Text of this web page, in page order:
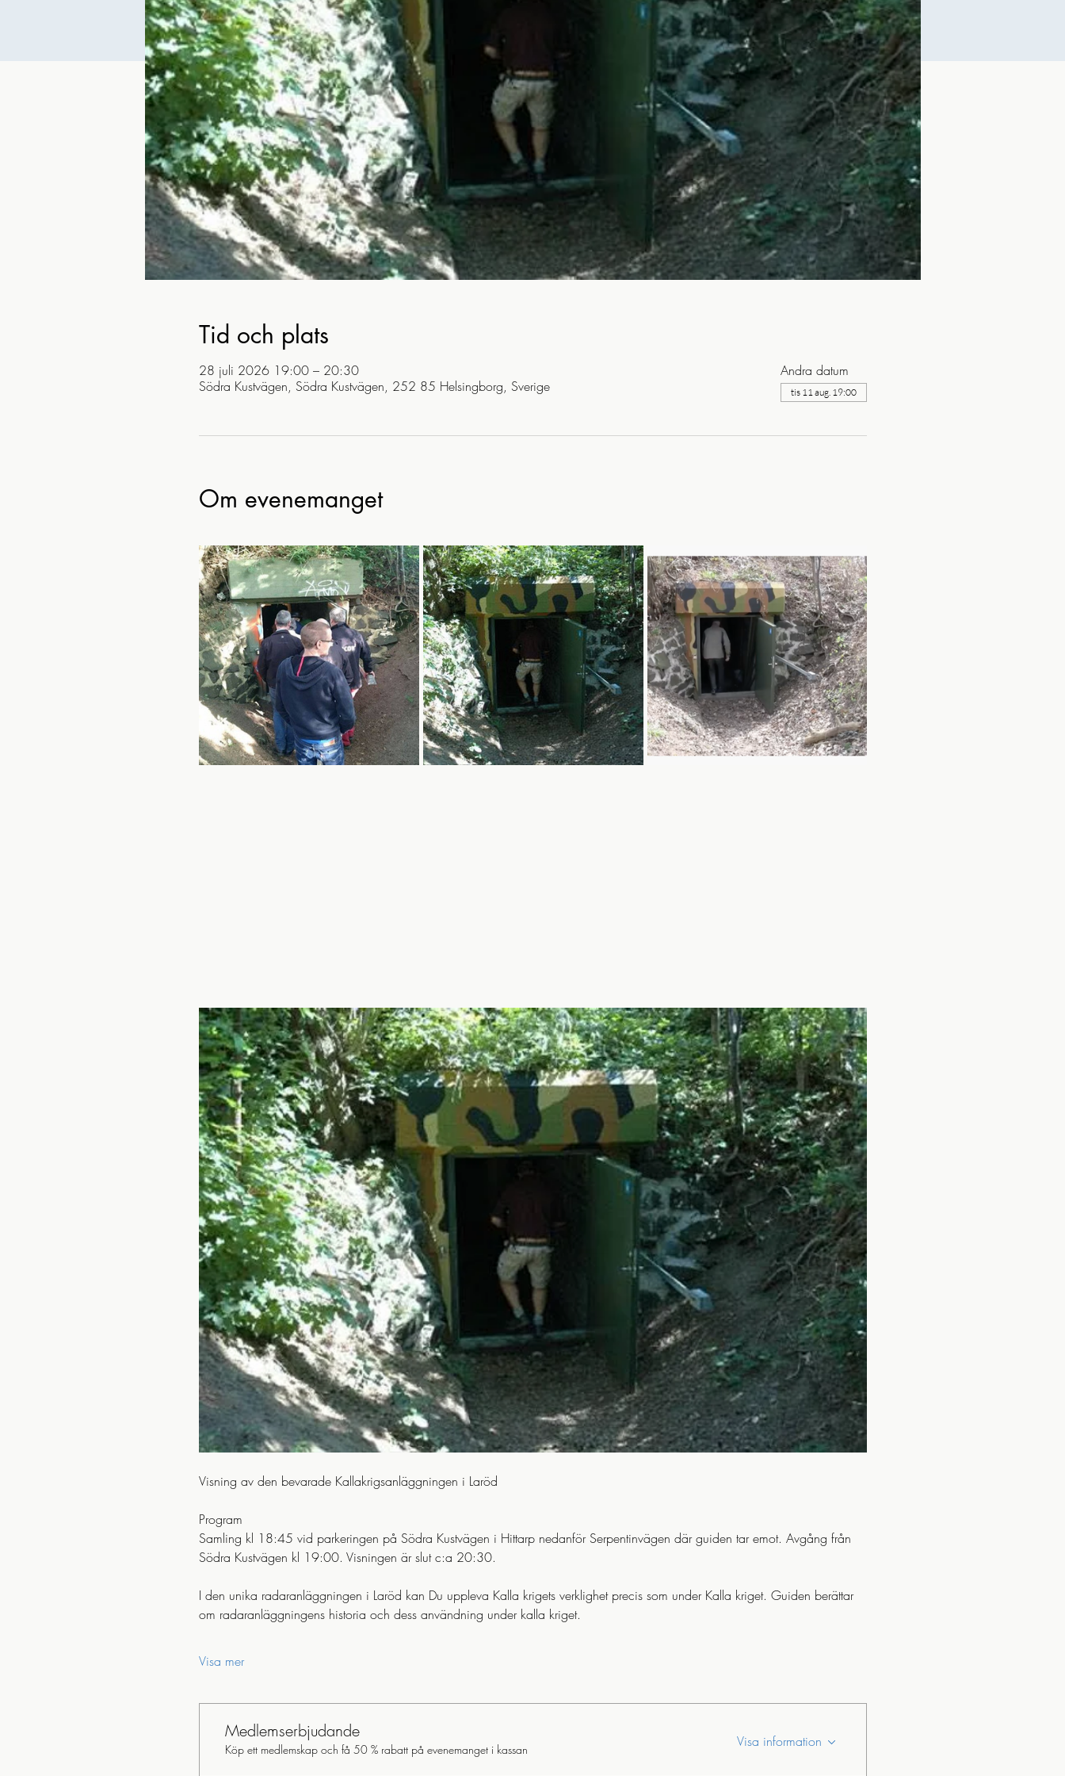
Tid och plats
28 juli 2026 19:00 – 20:30
Södra Kustvägen, Södra Kustvägen, 252 85 Helsingborg, Sverige
Andra datum
tis 11 aug. 19:00
Om evenemanget
Visning av den bevarade Kallakrigsanläggningen i Laröd
Program
Samling kl 18:45 vid parkeringen på Södra Kustvägen i Hittarp nedanför Serpentinvägen där guiden tar emot. Avgång från
Södra Kustvägen kl 19:00. Visningen är slut c:a 20:30.
I den unika radaranläggningen i Laröd kan Du uppleva Kalla krigets verklighet precis som under Kalla kriget. Guiden berättar
om radaranläggningens historia och dess användning under kalla kriget.
Visa mer
Medlemserbjudande
Köp ett medlemskap och få 50 % rabatt på evenemanget i kassan Visa information